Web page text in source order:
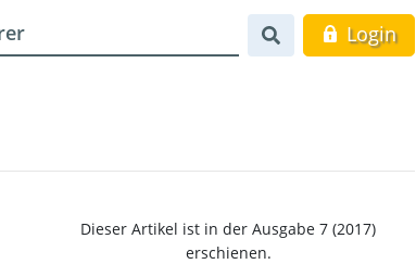
Login
Dieser Artikel ist in der Ausgabe 7 (2017)
erschienen.